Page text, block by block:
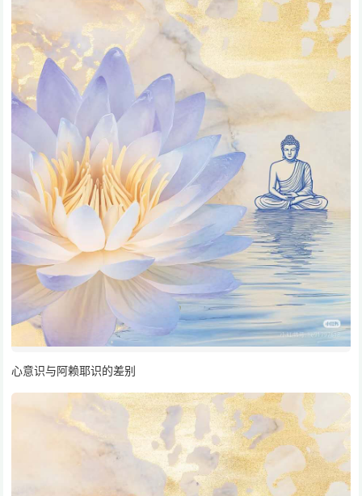
心意识与阿赖耶识的差别